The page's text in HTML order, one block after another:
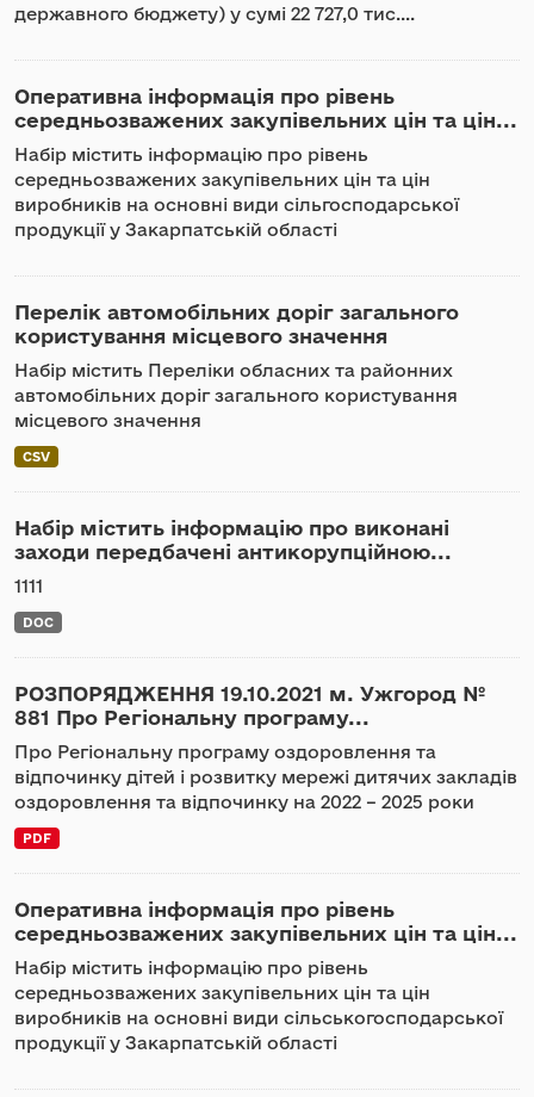
державного бюджету) у сумі 22 727,0 тис....
Оперативна інформація про рівень
середньозважених закупівельних цін та цін...
Набір містить інформацію про рівень
середньозважених закупівельних цін та цін
виробників на основні види сільгосподарської
продукції у Закарпатській області
Перелік автомобільних доріг загального
користування місцевого значення
Набір містить Переліки обласних та районних
автомобільних доріг загального користування
місцевого значення
CSV
Набір містить інформацію про виконані
заходи передбачені антикорупційною...
1111
DOC
РОЗПОРЯДЖЕННЯ 19.10.2021 м. Ужгород №
881 Про Регіональну програму...
Про Регіональну програму оздоровлення та
відпочинку дітей і розвитку мережі дитячих закладів
оздоровлення та відпочинку на 2022 – 2025 роки
PDF
Оперативна інформація про рівень
середньозважених закупівельних цін та цін...
Набір містить інформацію про рівень
середньозважених закупівельних цін та цін
виробників на основні види сільськогосподарської
продукції у Закарпатській області